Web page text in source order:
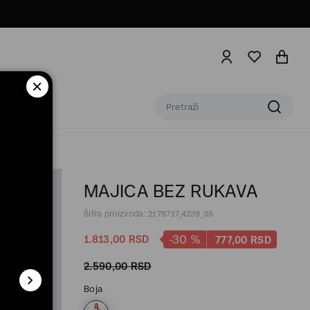
MAJICA BEZ RUKAVA
Šifra proizvoda: 2178717_4239_38
1.813,00 RSD -30 % 777,00 RSD
2.590,00 RSD
Boja